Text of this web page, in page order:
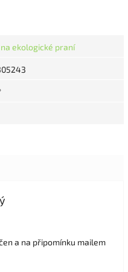
ekologické praní
a na připomínku mailem